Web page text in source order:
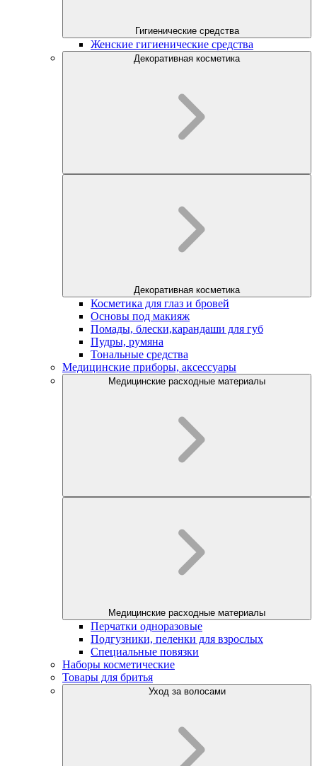
Гигиенические средства
Женские гигиенические средства
Декоративная косметика
Декоративная косметика
Косметика для глаз и бровей
Основы под макияж
Помады, блески,карандаши для губ
Пудры, румяна
Тональные средства
Медицинские приборы, аксессуары
Медицинские расходные материалы
Медицинские расходные материалы
Перчатки одноразовые
Подгузники, пеленки для взрослых
Специальные повязки
Наборы косметические
Товары для бритья
Уход за волосами